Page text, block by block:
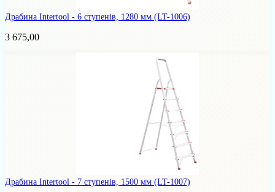
Драбина Intertool - 6 ступенів, 1280 мм (LT-1006)
3 675,00
Драбина Intertool - 7 ступенів, 1500 мм (LT-1007)